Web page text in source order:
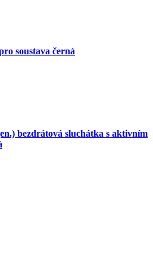
soustava černá
bezdrátová sluchátka s aktivním